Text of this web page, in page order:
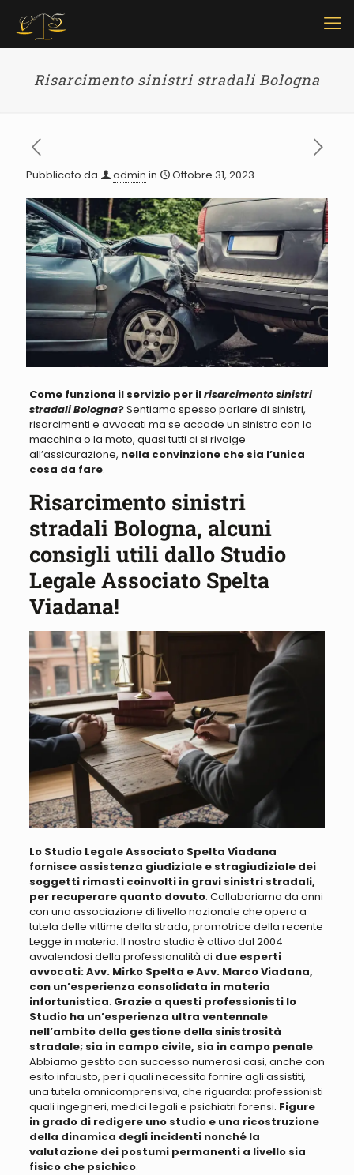
Risarcimento sinistri stradali Bologna
Pubblicato da admin in Ottobre 31, 2023
Come funziona il servizio per ilrisarcimento sinistri
stradali Bologna?Sentiamo spesso parlare di sinistri,
risarcimenti e avvocati ma se accade un sinistro con la
macchina o la moto, quasi tutti ci si rivolge
all’assicurazione, nella convinzione che sia l’unica
cosa da fare.
Risarcimento sinistri
stradali Bologna, alcuni
consigli utili dallo Studio
Legale Associato Spelta
Viadana!
Lo Studio Legale Associato Spelta Viadana
fornisce assistenza giudiziale e stragiudiziale dei
soggetti rimasti coinvolti in gravi sinistri stradali,
per recuperare quanto dovuto. Collaboriamo da anni
con una associazione di livello nazionale che opera a
tutela delle vittime della strada, promotrice della recente
Legge in materia. Il nostro studio è attivo dal 2004
avvalendosi della professionalità di due esperti
avvocati: Avv. Mirko Spelta e Avv. Marco Viadana,
con un’esperienza consolidata in materia
infortunistica. Grazie a questi professionisti lo
Studio ha un’esperienza ultra ventennale
nell’ambito della gestione della sinistrosità
stradale; sia in campo civile, sia in campo penale.
Abbiamo gestito con successo numerosi casi, anche con
esito infausto, per i quali necessita fornire agli assistiti,
una tutela omnicomprensiva, che riguarda: professionisti
quali ingegneri, medici legali e psichiatri forensi. Figure
in grado di redigere uno studio e una ricostruzione
della dinamica degli incidenti nonché la
valutazione dei postumi permanenti a livello sia
fisico che psichico.